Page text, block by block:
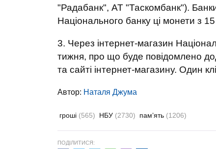
"Радабанк", АТ "Таскомбанк").
Національного банку ці монети з
3. Через інтернет-магазин
тижня, про що буде повідомлено
та сайті інтернет-магазину. Один
Автор: Наталя Джума
гроші (565) НБУ (2730) пам’ять (1206)
ПОДІЛИТИСЯ: